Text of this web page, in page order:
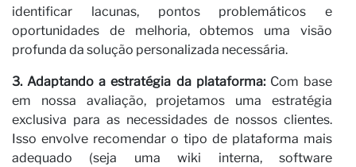
identificar lacunas, pontos problemáticos e
oportunidades de melhoria, obtemos uma visão
profunda da solução personalizada necessária.
3. Adaptando a estratégia da plataforma:Com base
em nossa avaliação, projetamos uma estratégia
exclusiva para as necessidades de nossos clientes.
Isso envolve recomendar o tipo de plataforma mais
adequado (seja uma wiki interna, software